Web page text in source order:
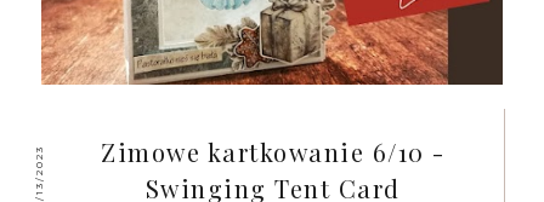
12/13/2023
Zimowe kartkowanie 6/10 -
Swinging Tent Card